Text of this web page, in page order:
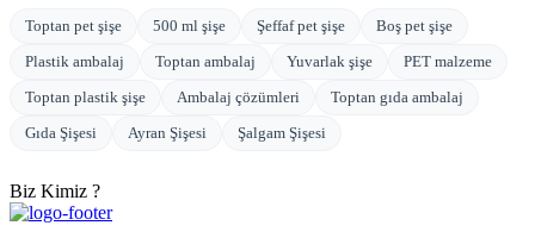
Toptan pet şişe 500 ml şişe Şeffaf pet şişe
Boş pet şişe
Plastik ambalaj
Toptan ambalaj Yuvarlak şişe
PET malzeme
Toptan plastik şişe
Ambalaj çözümleri
Toptan gıda ambalaj
Gıda Şişesi
Ayran Şişesi Şalgam Şişesi
Biz Kimiz ?